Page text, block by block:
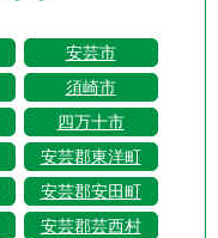
安芸市
須崎市
四万十市
安芸郡東洋町
安芸郡安田町
安芸郡芸西村